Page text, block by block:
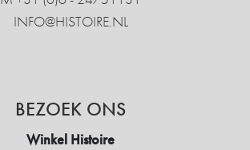
INFO@HISTOIRE.NL
BEZOEK ONS
Winkel Histoire